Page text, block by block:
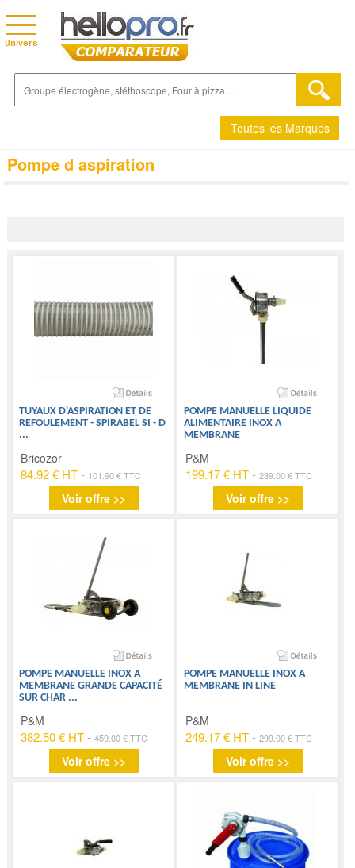
Toutes les Marques
Pompe d aspiration
TUYAUX D'ASPIRATION ET DE
REFOULEMENT - SPIRABEL SI - D
...
Bricozor
84.92 € HT - 101.90 € TTC
Voir offre >>
POMPE MANUELLE LIQUIDE
ALIMENTAIRE INOX A
MEMBRANE
P&M
199.17 € HT- 239.00 € TTC
Voir offre >>
POMPE MANUELLE INOX A
MEMBRANE GRANDE CAPACITÉ
SUR CHAR ...
P&M
382.50 € HT -459.00 € TTC
Voir offre >>
POMPE MANUELLE INOX A
MEMBRANE IN LINE
P&M
249.17 € HT- 299.00 € TTC
Voir offre >>